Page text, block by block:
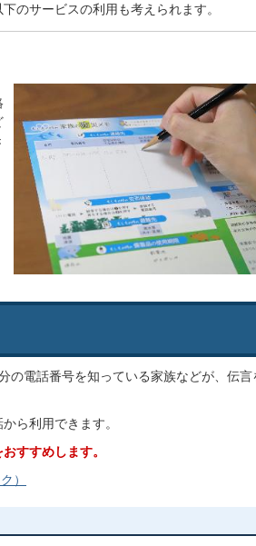
のサービスの利用も考えられます。
の電話番号を知っている家族などが、伝言
ら利用できます。
すすめします。
）